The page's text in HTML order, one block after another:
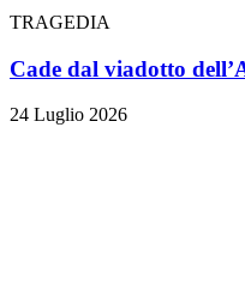
TRAGEDIA
Cade dal viadotto
24 Luglio 2026